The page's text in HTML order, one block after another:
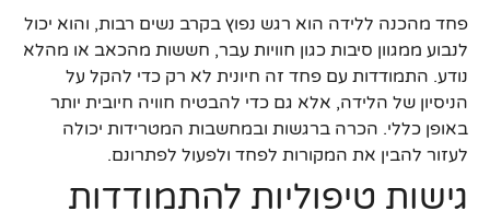
פחד מהכנה ללידה הוא רגש נפוץ בקרב נשים רבות, והוא יכול
לנבוע ממגוון סיבות כגון חוויות עבר, חששות מהכאב או מהלא
נודע. התמודדות עם פחד זה חיונית לא רק כדי להקל על
הניסיון של הלידה, אלא גם כדי להבטיח חוויה חיובית יותר
באופן כללי. הכרה ברגשות ובמחשבות המטרידות יכולה
לעזור להבין את המקורות לפחד ולפעול לפתרונם.
גישות טיפוליות להתמודדות